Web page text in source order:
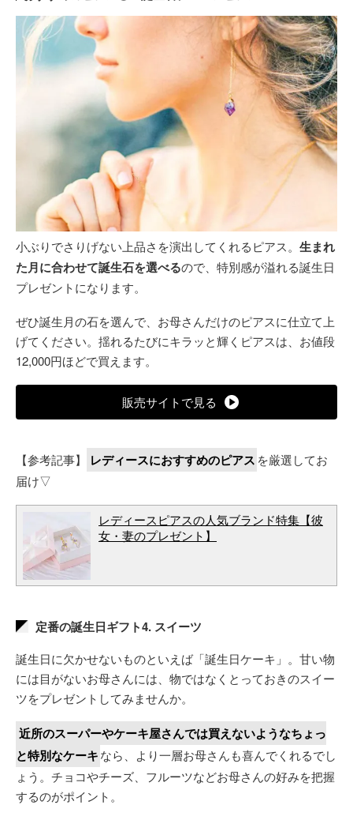
小ぶりでさりげない上品さを演出してくれるピアス。 生まれ
た月に合わせて誕生石を選べるので、特別感が溢れる誕生日
プレゼントになります。
ぜひ誕生月の石を選んで、お母さんだけのピアスに仕立て上
げてください。揺れるたびにキラッと輝くピアスは、お値段
12,000円ほどで買えます。
販売サイトで見る
【参考記事】 レディースにおすすめのピアス を厳選してお
届け▽
レディースピアスの人気ブランド特集【彼
女・妻のプレゼント】
定番の誕生日ギフト4. スイーツ
誕生日に欠かせないものといえば「誕生日ケーキ」。甘い物
には目がないお母さんには、物ではなくとっておきのスイー
ツをプレゼントしてみませんか。
近所のスーパーやケーキ屋さんでは買えないようなちょっ
と特別なケーキなら、より一層お母さんも喜んでくれるでし
ょう。チョコやチーズ、フルーツなどお母さんの好みを把握
するのがポイント。